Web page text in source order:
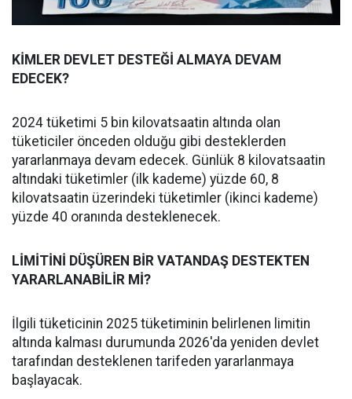
KİMLER DEVLET DESTEĞİ ALMAYA DEVAM
EDECEK?
2024 tüketimi 5 bin kilovatsaatin altında olan
tüketiciler önceden olduğu gibi desteklerden
yararlanmaya devam edecek. Günlük 8 kilovatsaatin
altındaki tüketimler (ilk kademe) yüzde 60, 8
kilovatsaatin üzerindeki tüketimler (ikinci kademe)
yüzde 40 oranında desteklenecek.
LİMİTİNİ DÜŞÜREN BİR VATANDAŞ DESTEKTEN
YARARLANABİLİR Mİ?
İlgili tüketicinin 2025 tüketiminin belirlenen limitin
altında kalması durumunda 2026'da yeniden devlet
tarafından desteklenen tarifeden yararlanmaya
başlayacak.